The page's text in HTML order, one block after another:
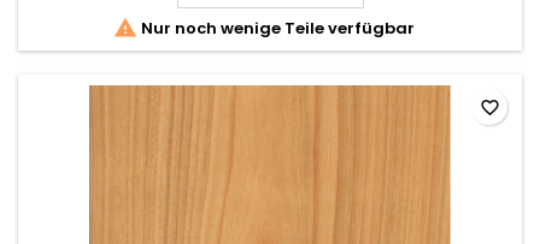
 Nur noch wenige Teile verfügbar
favorite_border